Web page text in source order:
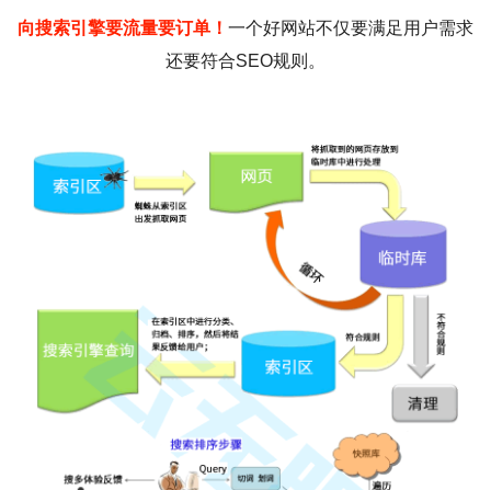
向搜索引擎要流量要订单！ 一个好网站不仅要满足用户需求
还要符合SEO规则。